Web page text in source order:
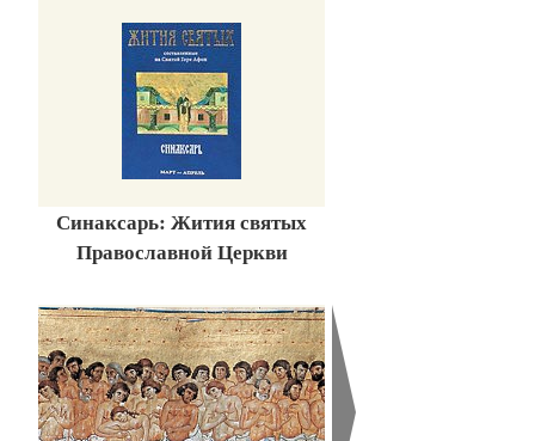
Синаксарь: Жития святых
Православной Церкви